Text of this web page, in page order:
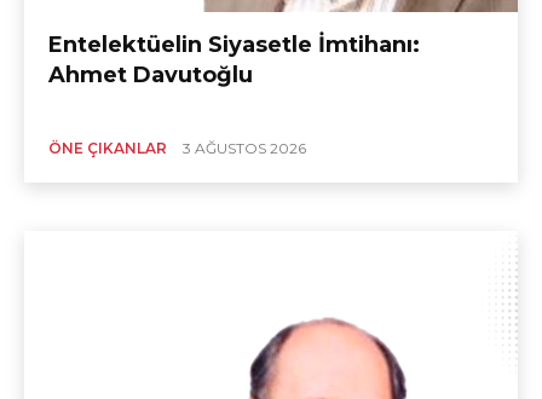
Entelektüelin Siyasetle İmtihanı:
Ahmet Davutoğlu
ÖNE ÇIKANLAR 3 AĞUSTOS 2026